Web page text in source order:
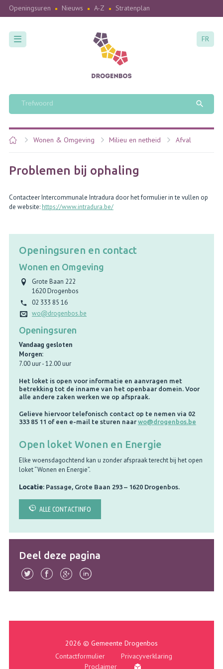
Openingsuren Nieuws A-Z Stratenplan
FR
Wonen & Omgeving Milieu en netheid Afval
Problemen bij ophaling
Contacteer Intercommunale Intradura door het formulier in te vullen op
de website: https://www.intradura.be/
Openingsuren en contact
Wonen en Omgeving
Grote Baan 222
1620Drogenbos
02 333 85 16
wo@drogenbos.be
Openingsuren
Vandaag gesloten
Morgen:
7.00 uur-12.00 uur
Het loket is open voor informatie en aanvragen met
betrekking tot de inname van het openbaar domein. Voor
alle andere zaken werken we op afspraak.
Gelieve hiervoor telefonisch contact op te nemen via 02
333 85 11 of een e-mail te sturen naar wo@drogenbos.be
Open loket Wonen en Energie
Elke woensdagochtend kan u zonder afspraak terecht bij het open
loket “Wonen en Energie”.
Locatie: Passage, Grote Baan 293 – 1620 Drogenbos.
ALLE CONTACTINFO
Deel deze pagina
2026 © Gemeente Drogenbos
Contactformulier
Privacyverklaring
Proclaimer